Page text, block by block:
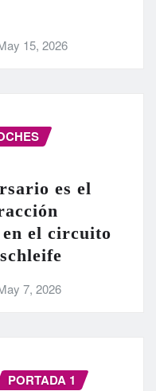
15, 2026
es el
el circuito
7, 2026
PORTADA 1